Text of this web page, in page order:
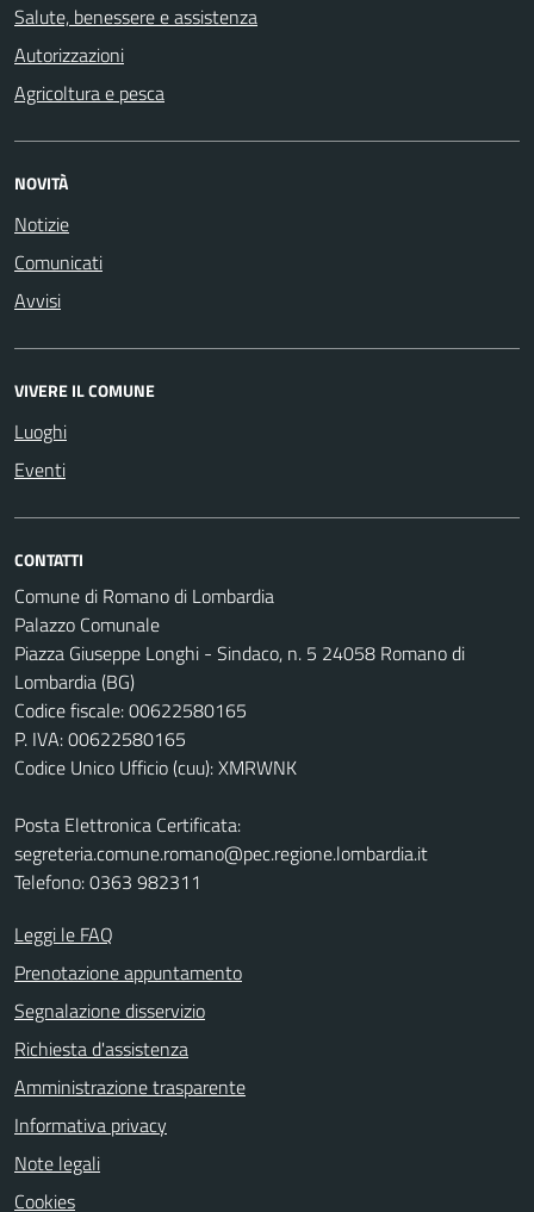
Salute, benessere e assistenza
Autorizzazioni
Agricoltura e pesca
NOVITÀ
Notizie
Comunicati
Avvisi
VIVERE IL COMUNE
Luoghi
Eventi
CONTATTI
Comune di Romano di Lombardia
Palazzo Comunale
Piazza Giuseppe Longhi - Sindaco, n. 5 24058 Romano di
Lombardia (BG)
Codice fiscale: 00622580165
P. IVA: 00622580165
Codice Unico Ufficio (cuu): XMRWNK
Posta Elettronica Certificata:
segreteria.comune.romano@pec.regione.lombardia.it
Telefono: 0363 982311
Leggi le FAQ
Prenotazione appuntamento
Segnalazione disservizio
Richiesta d'assistenza
Amministrazione trasparente
Informativa privacy
Note legali
Cookies